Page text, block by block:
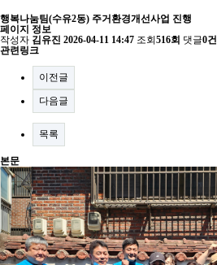
행복나눔팀(수유2동) 주거환경개선사업 진행
페이지 정보
작성자 김유진 2026-04-11 14:47 조회 516회 댓글0건
관련링크
이전글
다음글
목록
본문